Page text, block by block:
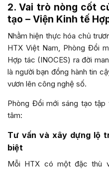
2. Vai trò nòng cốt
tạo – Viện Kinh tế
Nhằm hiện thực hóa chủ
HTX Việt Nam, Phòng Đổi
Hợp tác (INOCES) ra đời
là người bạn đồng hành tin
vươn lên công nghệ số.
Phòng Đổi mới sáng tạo
tâm:
Tư vấn và xây dựng lộ
biệt
Mỗi HTX có một đặc thù